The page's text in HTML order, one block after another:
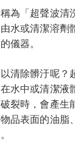
為「超聲波清
水或清潔溶劑
儀器。
清除髒汙呢？
水中或清潔液
裂時，會產生
品表面的油脂